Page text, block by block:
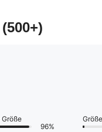
(500+)
96%